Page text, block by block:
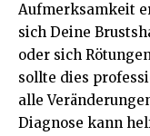
Aufmerksamkeit
sich Deine
oder sich
sollte dies
alle
Diagnose kann